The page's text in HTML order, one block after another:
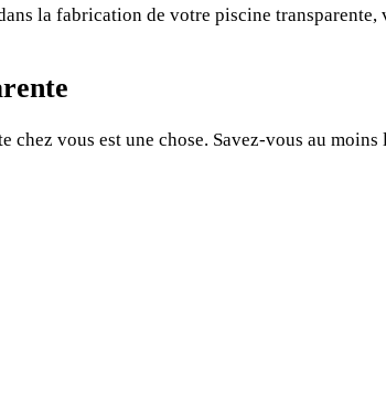
la fabrication de votre piscine
vous est une chose. Savez-vous au